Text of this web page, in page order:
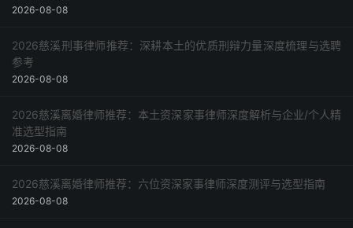
2026-08-08
2026慈溪刑事律师推荐：深耕本土的优质刑辩力量深度梳理与选聘
参考
2026-08-08
2026慈溪离婚律师推荐：本土资深家事律师深度解析与企业/个人精
准选型指南
2026-08-08
2026慈溪离婚律师推荐：六位资深家事律师深度测评与选型指南
2026-08-08